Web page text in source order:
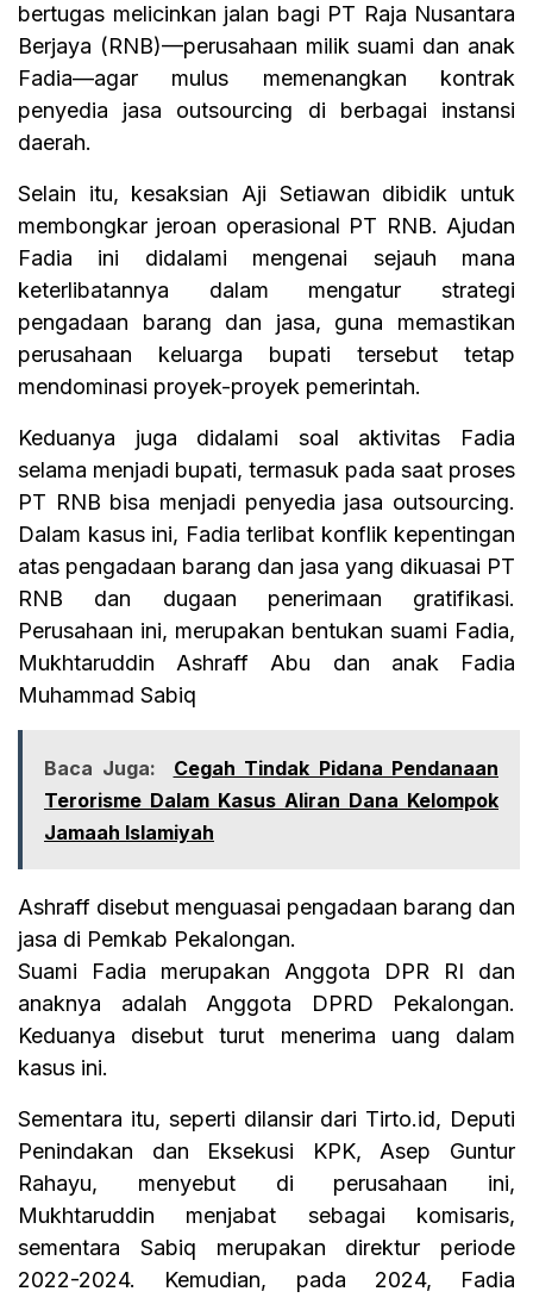
bertugas melicinkan jalan bagi PT Raja Nusantara
Berjaya (RNB)—perusahaan milik suami dan anak
Fadia—agar mulus memenangkan kontrak
penyedia jasa outsourcing di berbagai instansi
daerah.
Selain itu, kesaksian Aji Setiawan dibidik untuk
membongkar jeroan operasional PT RNB. Ajudan
Fadia ini didalami mengenai sejauh mana
keterlibatannya dalam mengatur strategi
pengadaan barang dan jasa, guna memastikan
perusahaan keluarga bupati tersebut tetap
mendominasi proyek-proyek pemerintah.
Keduanya juga didalami soal aktivitas Fadia
selama menjadi bupati, termasuk pada saat proses
PT RNB bisa menjadi penyedia jasa outsourcing.
Dalam kasus ini, Fadia terlibat konflik kepentingan
atas pengadaan barang dan jasa yang dikuasai PT
RNB dan dugaan penerimaan gratifikasi.
Perusahaan ini, merupakan bentukan suami Fadia,
Mukhtaruddin Ashraff Abu dan anak Fadia
Muhammad Sabiq
Baca Juga:
Cegah Tindak Pidana Pendanaan
Terorisme Dalam Kasus Aliran Dana Kelompok
Jamaah Islamiyah
Ashraff disebut menguasai pengadaan barang dan
jasa di Pemkab Pekalongan.
Suami Fadia merupakan Anggota DPR RI dan
anaknya adalah Anggota DPRD Pekalongan.
Keduanya disebut turut menerima uang dalam
kasus ini.
Sementara itu, seperti dilansir dari Tirto.id, Deputi
Penindakan dan Eksekusi KPK, Asep Guntur
Rahayu, menyebut di perusahaan ini,
Mukhtaruddin menjabat sebagai komisaris,
sementara Sabiq merupakan direktur periode
2022-2024. Kemudian, pada 2024, Fadia